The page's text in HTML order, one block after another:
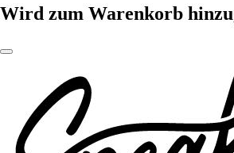
Wird zum Warenkorb